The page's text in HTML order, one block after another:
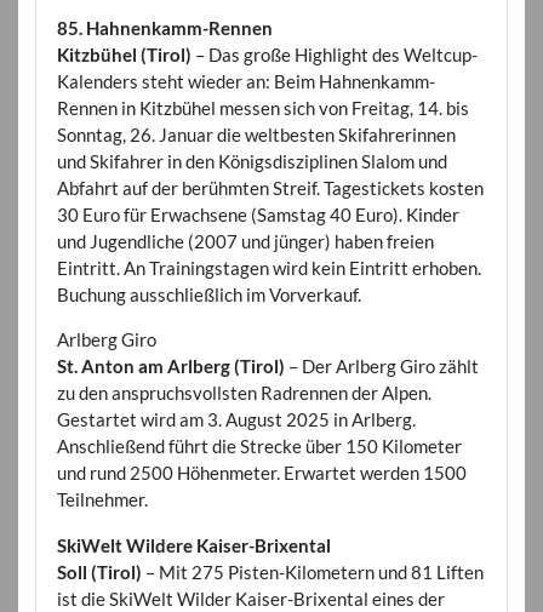
85. Hahnenkamm-Rennen
Kitzbühel (Tirol) – Das große Highlight des Weltcup-
Kalenders steht wieder an: Beim Hahnenkamm-
Rennen in Kitzbühel messen sich von Freitag, 14. bis
Sonntag, 26. Januar die weltbesten Skifahrerinnen
und Skifahrer in den Königsdisziplinen Slalom und
Abfahrt auf der berühmten Streif. Tagestickets kosten
30 Euro für Erwachsene (Samstag 40 Euro). Kinder
und Jugendliche (2007 und jünger) haben freien
Eintritt. An Trainingstagen wird kein Eintritt erhoben.
Buchung ausschließlich im Vorverkauf.
Arlberg Giro
St. Anton am Arlberg (Tirol) – Der Arlberg Giro zählt
zu den anspruchsvollsten Radrennen der Alpen.
Gestartet wird am 3. August 2025 in Arlberg.
Anschließend führt die Strecke über 150 Kilometer
und rund 2500 Höhenmeter. Erwartet werden 1500
Teilnehmer.
SkiWelt Wildere Kaiser-Brixental
Soll (Tirol) – Mit 275 Pisten-Kilometern und 81 Liften
ist die SkiWelt Wilder Kaiser-Brixental eines der